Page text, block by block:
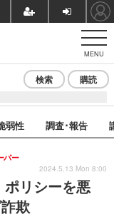
MENU
検索 購読
弱性 調査･報告
リシーを悪
欺
パー
2024.5.13 Mon 8:00